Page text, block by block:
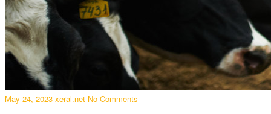
May 24, 2023 xeral.net No Comments